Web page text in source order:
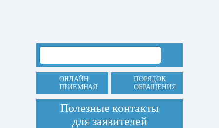
ОНЛАЙН
ПРИЕМНАЯ
ПОРЯДОК
ОБРАЩЕНИЯ
Полезные контакты
для заявителей